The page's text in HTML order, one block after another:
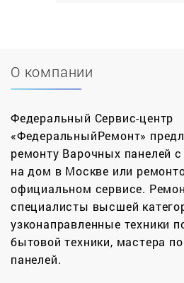
О компании
Федеральный Сервис-центр
«ФедеральныйРемонт»
ремонту Варочных панелей
на дом в Москве или
официальном сервисе.
специалисты высшей
узконаправленные техники
бытовой техники, мастера
панелей.